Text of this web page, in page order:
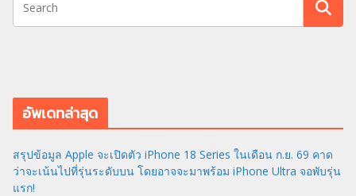
อัพเดทล่าสุด
สรุปข้อมูล Apple จะเปิดตัว iPhone 18 Series ในเดือน ก.ย. 69 คาด
ว่าจะเน้นไปที่รุ่นระดับบน โดยอาจจะมาพร้อม iPhone Ultra จอพับรุ่น
แรก!